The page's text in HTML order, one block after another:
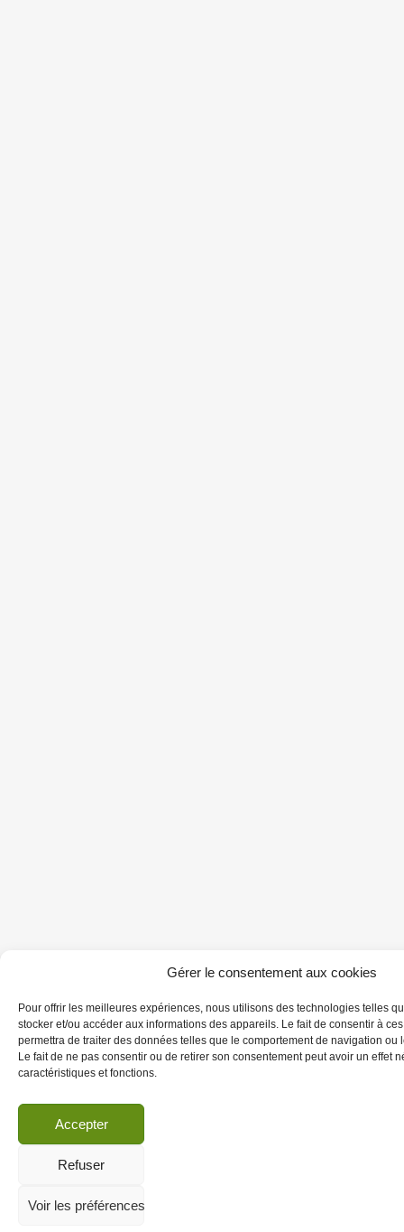
Gérer le consentement aux cookies
Pour offrir les meilleures expériences, nous utilisons des technologies telles
stocker et/ou accéder aux informations des appareils. Le fait de consentir à
permettra de traiter des données telles que le comportement de navigation ou
Le fait de ne pas consentir ou de retirer son consentement peut avoir un effet
caractéristiques et fonctions.
Accepter
Refuser
Voir les préférences